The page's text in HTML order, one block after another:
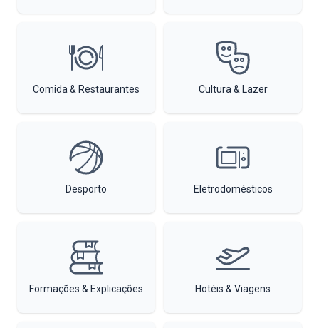
Comida & Restaurantes Cultura & Lazer
Desporto Eletrodomésticos
Formações & Explicações Hotéis & Viagens